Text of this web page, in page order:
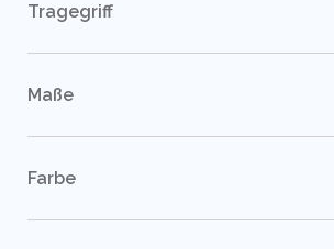
Tragegriff
Maße
Farbe